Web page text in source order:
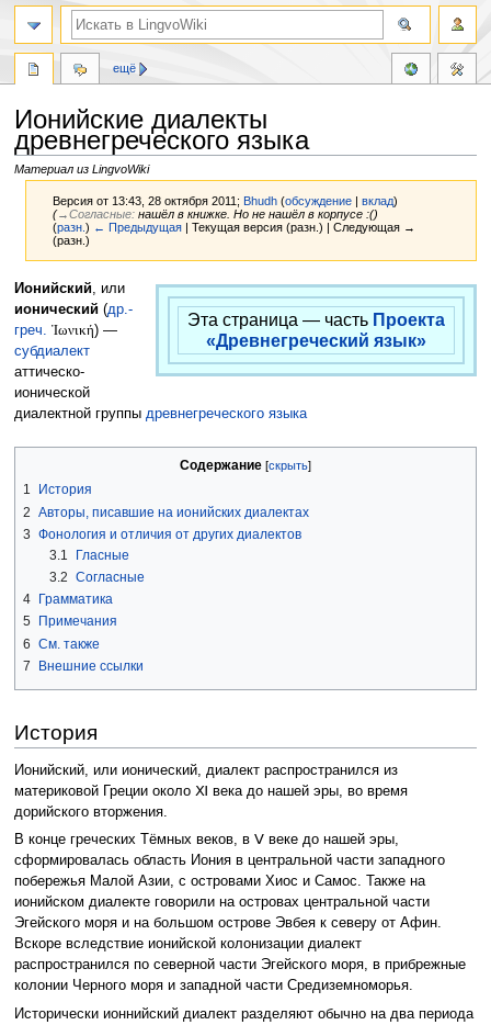
Ионийские диалекты
древнегреческого языка
Материал из LingvoWiki
Версия от 13:43, 28 октября 2011;Bhudh (обсуждение |вклад)
(→‎Согласные:нашёл в книжке. Но не нашёл в корпусе :()
(разн.) ← Предыдущая | Текущая версия (разн.) | Следующая →
(разн.)
Перейти
к
навигации
Перейти
к
поиску
Эта страница — часть Проекта
«Древнегреческий язык»
Ионийский, или
ионический(др.-
греч. Ἰωνική) —
субдиалект
аттическо-
ионической
диалектной группы древнегреческого языка
Содержание
1
История
2 Авторы, писавшие на ионийских диалектах
3 Фонология и отличия от других диалектов
3.1
Гласные
3.2 Согласные
4
Грамматика
5
Примечания
6 См. также
7
Внешние ссылки
История
Ионийский, или ионический, диалект распространился из
материковой Греции около Ⅺ века до нашей эры, во время
дорийского вторжения.
В конце греческих Тёмных веков, в Ⅴ веке до нашей эры,
сформировалась область Иония в центральной части западного
побережья Малой Азии, с островами Хиос и Самос. Также на
ионийском диалекте говорили на островах центральной части
Эгейского моря и на большом острове Эвбея к северу от Афин.
Вскоре вследствие ионийской колонизации диалект
распространился по северной части Эгейского моря, в прибрежные
колонии Черного моря и западной части Средиземноморья.
Исторически ионнийский диалект разделяют обычно на два периода
ещё